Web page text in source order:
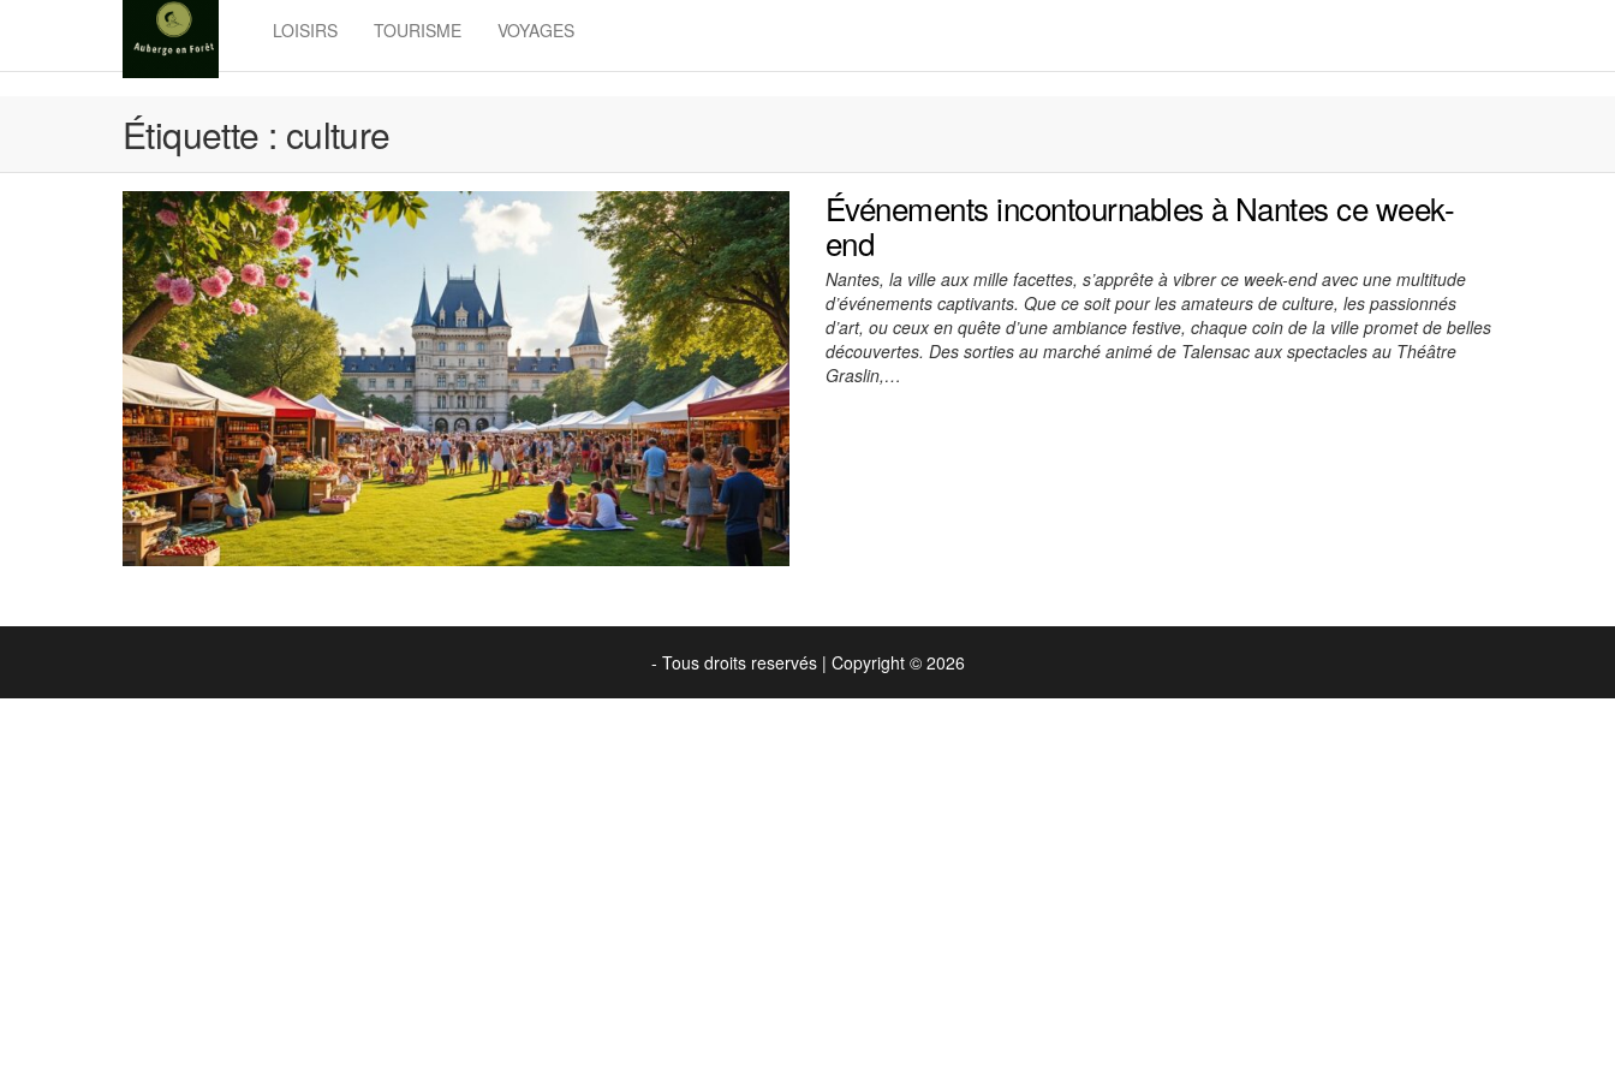
LOISIRS TOURISME VOYAGES
Étiquette : culture
Événements incontournables à Nantes ce week-
end
Nantes, la ville aux mille facettes, s’apprête à vibrer ce week-end avec une multitude
d’événements captivants. Que ce soit pour les amateurs de culture, les passionnés
d’art, ou ceux en quête d’une ambiance festive, chaque coin de la ville promet de belles
découvertes. Des sorties au marché animé de Talensac aux spectacles au Théâtre
Graslin,…
- Tous droits reservés | Copyright © 2026